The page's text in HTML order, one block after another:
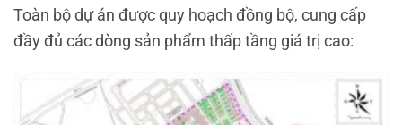
Toàn bộ dự án được quy hoạch đồng bộ, cung cấp
đầy đủ các dòng sản phẩm thấp tầng giá trị cao: